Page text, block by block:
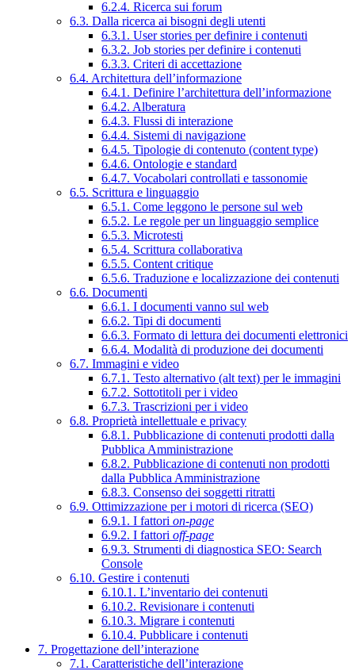
6.2.4. Ricerca sui forum
6.3. Dalla ricerca ai bisogni degli utenti
6.3.1. User stories per definire i contenuti
6.3.2. Job stories per definire i contenuti
6.3.3. Criteri di accettazione
6.4. Architettura dell’informazione
6.4.1. Definire l’architettura dell’informazione
6.4.2. Alberatura
6.4.3. Flussi di interazione
6.4.4. Sistemi di navigazione
6.4.5. Tipologie di contenuto (content type)
6.4.6. Ontologie e standard
6.4.7. Vocabolari controllati e tassonomie
6.5. Scrittura e linguaggio
6.5.1. Come leggono le persone sul web
6.5.2. Le regole per un linguaggio semplice
6.5.3. Microtesti
6.5.4. Scrittura collaborativa
6.5.5. Content critique
6.5.6. Traduzione e localizzazione dei contenuti
6.6. Documenti
6.6.1. I documenti vanno sul web
6.6.2. Tipi di documenti
6.6.3. Formato di lettura dei documenti elettronici
6.6.4. Modalità di produzione dei documenti
6.7. Immagini e video
6.7.1. Testo alternativo (alt text) per le immagini
6.7.2. Sottotitoli per i video
6.7.3. Trascrizioni per i video
6.8. Proprietà intellettuale e privacy
6.8.1. Pubblicazione di contenuti prodotti dalla
Pubblica Amministrazione
6.8.2. Pubblicazione di contenuti non prodotti
dalla Pubblica Amministrazione
6.8.3. Consenso dei soggetti ritratti
6.9. Ottimizzazione per i motori di ricerca (SEO)
6.9.1. I fattori on-page
6.9.2. I fattori off-page
6.9.3. Strumenti di diagnostica SEO: Search
Console
6.10. Gestire i contenuti
6.10.1. L’inventario dei contenuti
6.10.2. Revisionare i contenuti
6.10.3. Migrare i contenuti
6.10.4. Pubblicare i contenuti
7. Progettazione dell’interazione
7.1. Caratteristiche dell’interazione